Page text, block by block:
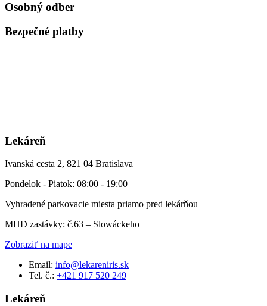
Osobný odber
Bezpečné platby
Lekáreň
Ivanská cesta 2, 821 04 Bratislava
Pondelok - Piatok: 08:00 - 19:00
Vyhradené parkovacie miesta priamo pred lekárňou
MHD zastávky: č.63 – Slowáckeho
Zobraziť na mape
Email: info@lekareniris.sk
Tel. č.: +421 917 520 249
Lekáreň